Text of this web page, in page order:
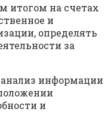
итогом на счетах
и
определять
за
информации
и